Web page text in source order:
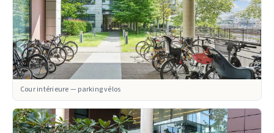
Cour intérieure — parking vélos